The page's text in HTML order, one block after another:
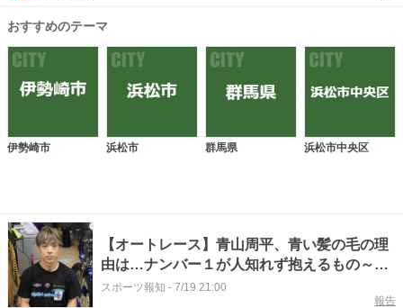
おすすめのテーマ
伊勢崎市 浜松市 群馬県 浜松市中央区
【オートレース】青山周平、青い髪の毛の理
由は…ナンバー１が人知れず抱えるもの～川
口Ｇ１ナイター
スポーツ報知 - 7/19 21:00
報告